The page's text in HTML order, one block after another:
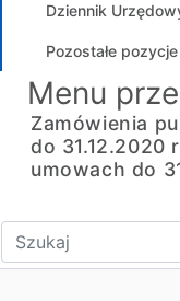
Dziennik
Pozostałe pozycje
Menu
Zamówienia
do 31.12.2020
umowach do
Wpisz tekst do